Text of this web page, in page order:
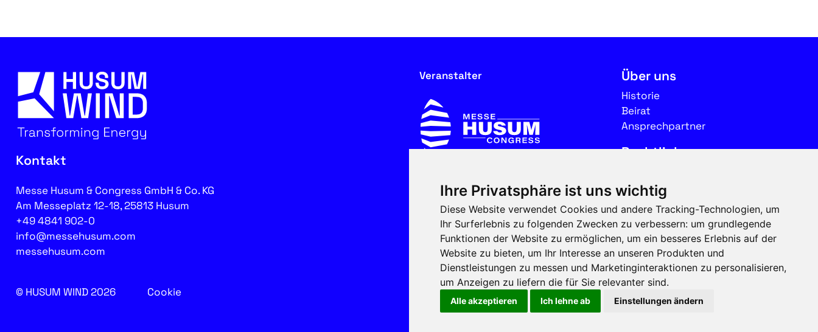
Ihre Privatsphäre ist uns wichtig
Diese Website verwendet Cookies und andere Tracking-Technologien, um
Ihr Surferlebnis zu folgenden Zwecken zu verbessern: um grundlegende
Funktionen der Website zu ermöglichen, um ein besseres Erlebnis auf der
Website zu bieten, um Ihr Interesse an unseren Produkten und
Dienstleistungen zu messen und Marketinginteraktionen zu personalisieren,
um Anzeigen zu liefern die für Sie relevanter sind.
Alle akzeptieren Ich lehne ab Einstellungen ändern
Kontakt
Messe Husum & Congress GmbH & Co. KG
Am Messeplatz 12-18, 25813 Husum
+49 4841 902-0
info@messehusum.com
messehusum.com
© HUSUM WIND 2026 Cookie
Veranstalter
In Kooperation mit
Über uns
Historie
Beirat
Ansprechpartner
Rechtliches
Impressum
Datenschutz
Nutzungsbedingungen
Folgen Sie uns auf Social
Media